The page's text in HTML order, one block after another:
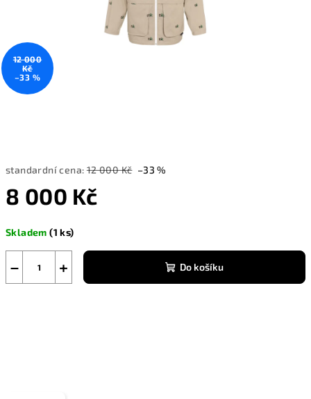
standardní cena: 12 000 Kč –33 %
8 000 Kč
cena:
Skladem(1 ks)
+
− Do košíku
12 000
Kč
–33 %